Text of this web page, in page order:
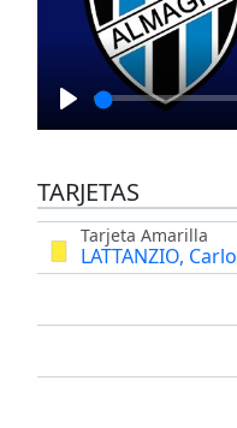
Play
TARJETAS
Tarjeta Amarilla
LATTANZIO, Carlo